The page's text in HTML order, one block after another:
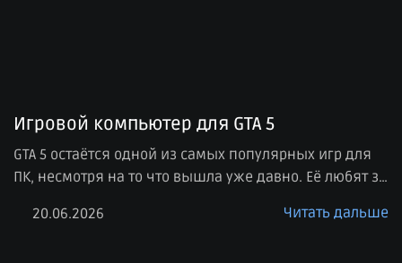
Игровой компьютер для GTA 5
GTA 5 остаётся одной из самых популярных игр для
ПК, несмотря на то что вышла уже давно. Её любят за
возможности, моды, красивую картинку и свободу
20.06.2026 Читать дальше